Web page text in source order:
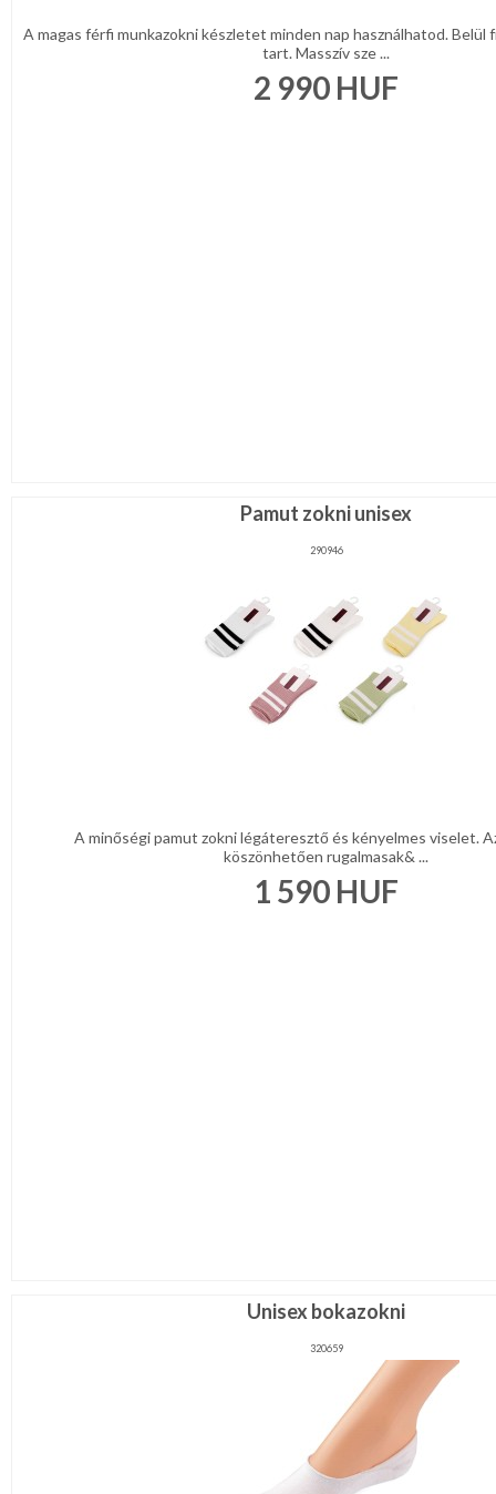
A magas férfi munkazokni készletet minden nap használhatod. Belül
tart. Masszív sze ...
2 990 HUF
Pamut zokni unisex
290946
A minőségi pamut zokni légáteresztő és kényelmes viselet.
köszönhetően rugalmasak& ...
1 590 HUF
Unisex bokazokni
320659